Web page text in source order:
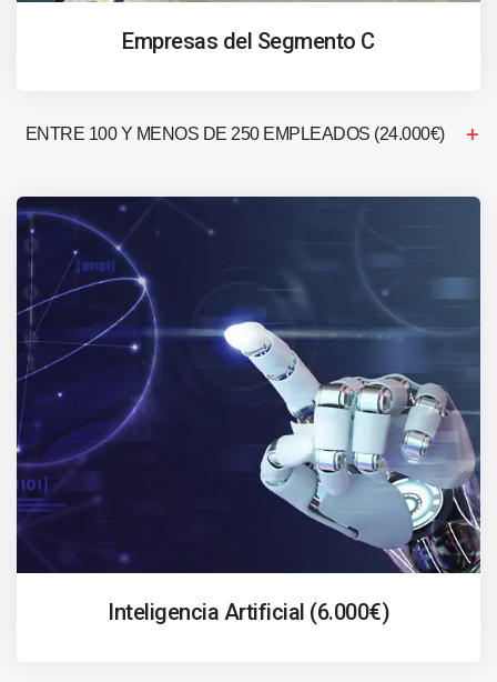
Empresas del Segmento C
ENTRE 100 Y MENOS DE 250 EMPLEADOS (24.000€)
Inteligencia Artificial (6.000€)